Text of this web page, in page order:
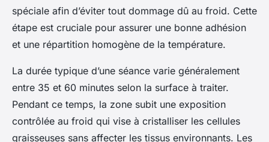
spéciale afin d’éviter tout dommage dû au froid. Cette
étape est cruciale pour assurer une bonne adhésion
et une répartition homogène de la température.
La durée typique d’une séance varie généralement
entre 35 et 60 minutes selon la surface à traiter.
Pendant ce temps, la zone subit une exposition
contrôlée au froid qui vise à cristalliser les cellules
graisseuses sans affecter les tissus environnants. Les